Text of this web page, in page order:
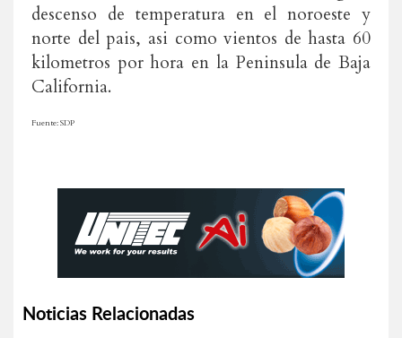
descenso de temperatura en el noroeste y
norte del pais, asi como vientos de hasta 60
kilometros por hora en la Peninsula de Baja
California.
Fuente: SDP
Noticias Relacionadas